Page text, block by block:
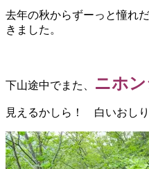
去年の秋からずーっと憧れ
きました。
下山途中でまた、 ニホ
見えるかしら！ 白いおし